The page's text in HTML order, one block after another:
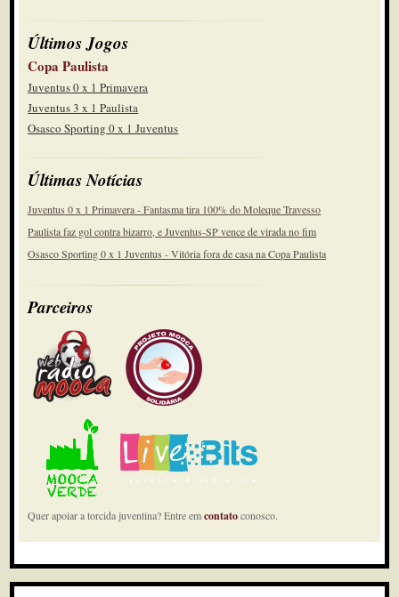
Últimos Jogos
Copa Paulista
Juventus 0 x 1 Primavera
Juventus 3 x 1 Paulista
Osasco Sporting 0 x 1 Juventus
Últimas Notícias
Juventus 0 x 1 Primavera - Fantasma tira 100% do Moleque Travesso
Paulista faz gol contra bizarro, e Juventus-SP vence de virada no fim
Osasco Sporting 0 x 1 Juventus - Vitória fora de casa na Copa Paulista
Parceiros
Quer apoiar a torcida juventina? Entre emcontatoconosco.